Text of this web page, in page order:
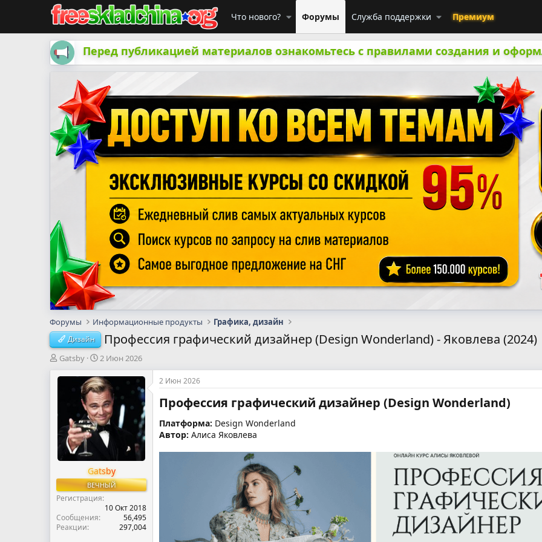
Что нового? Форумы Служба поддержки Премиум
Перед публикацией материалов ознакомьтесь с правилами создания и
Форумы Информационные продукты Графика, дизайн
Дизайн Профессия графический дизайнер (Design Wonderland) - Яковлева (2024)
А
т
м
ы
Gatsby
Д
т
а
н
а
ч
а
л
2 Июн 2026
Gatsby
ВЕЧНЫЙ
Регистрация
10 Окт 2018
Сообщения
56,495
Реакции
297,004
2 Июн 2026
Профессия графический дизайнер (Design Wonderland)​
Платформа: Design Wonderland
Автор: Алиса Яковлева